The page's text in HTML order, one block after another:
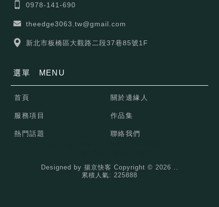
0978-141-690
theedge3063.tw@gmail.com
新北市板橋區大觀路二段37巷85號1F
選單 MENU
首頁 關於邊緣人
服務項目 作品集
熱門話題 聯絡我們
Designed by 揚京快客 Copyright © 2026
累積人氣: 225888